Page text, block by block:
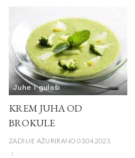
Juhe i gulaši
KREM JUHA OD
BROKULE
ZADNJE AŽURIRANO 03.04.2023.